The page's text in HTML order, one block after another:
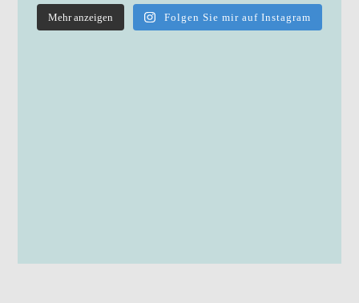
Mehr anzeigen Folgen Sie mir auf Instagram